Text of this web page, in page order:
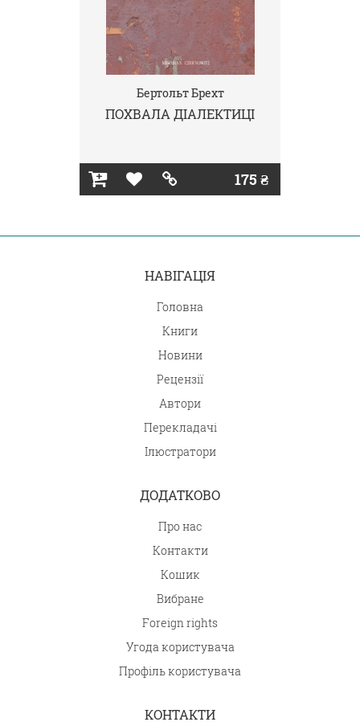
Бертольт Брехт
ПОХВАЛА ДІАЛЕКТИЦІ
175 ₴
НАВІГАЦІЯ
Головна
Книги
Новини
Рецензії
Автори
Перекладачі
Ілюстратори
ДОДАТКОВО
Про нас
Контакти
Кошик
Вибране
Foreign rights
Угода користувача
Профіль користувача
КОНТАКТИ